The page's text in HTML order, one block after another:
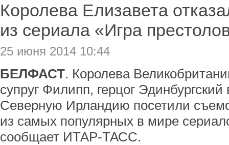
Королева Елизавета
из сериала «Игра
25 июня 2014 10:44
БЕЛФАСТ. Королева
супруг Филипп, герцог
Северную Ирландию посетили
из самых популярных в мире
сообщает ИТАР-ТАСС.